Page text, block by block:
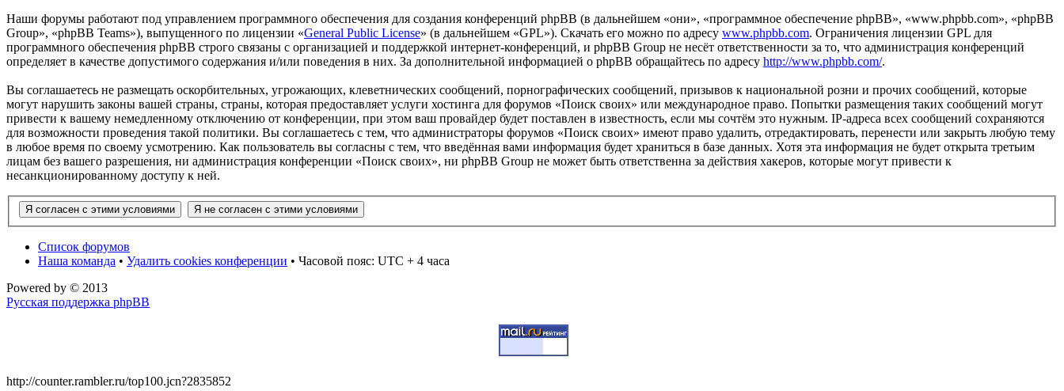
Наши форумы работают под управлением программного обеспечения для создания конференций phpBB (в дальнейшем «они», «программное обеспечение phpBB», «www.phpbb.com», «phpBB
Group», «phpBB Teams»), выпущенного по лицензии «General Public License» (в дальнейшем «GPL»). Скачать его можно по адресу www.phpbb.com. Ограничения лицензии GPL для
программного обеспечения phpBB строго связаны с организацией и поддержкой интернет-конференций, и phpBB Group не несёт ответственности за то, что администрация конференций
определяет в качестве допустимого содержания и/или поведения в них. За дополнительной информацией о phpBB обращайтесь по адресу http://www.phpbb.com/.
Вы соглашаетесь не размещать оскорбительных, угрожающих, клеветнических сообщений, порнографических сообщений, призывов к национальной розни и прочих сообщений, которые
могут нарушить законы вашей страны, страны, которая предоставляет услуги хостинга для форумов «Поиск своих» или международное право. Попытки размещения таких сообщений могут
привести к вашему немедленному отключению от конференции, при этом ваш провайдер будет поставлен в известность, если мы сочтём это нужным. IP-адреса всех сообщений сохраняются
для возможности проведения такой политики. Вы соглашаетесь с тем, что администраторы форумов «Поиск своих» имеют право удалить, отредактировать, перенести или закрыть любую тему
в любое время по своему усмотрению. Как пользователь вы согласны с тем, что введённая вами информация будет храниться в базе данных. Хотя эта информация не будет открыта третьим
лицам без вашего разрешения, ни администрация конференции «Поиск своих», ни phpBB Group не может быть ответственна за действия хакеров, которые могут привести к
несанкционированному доступу к ней.
Список форумов
Наша команда • Удалить cookies конференции • Часовой пояс: UTC + 4 часа
Powered by © 2013
Русская поддержка phpBB
http://counter.rambler.ru/top100.jcn?2835852